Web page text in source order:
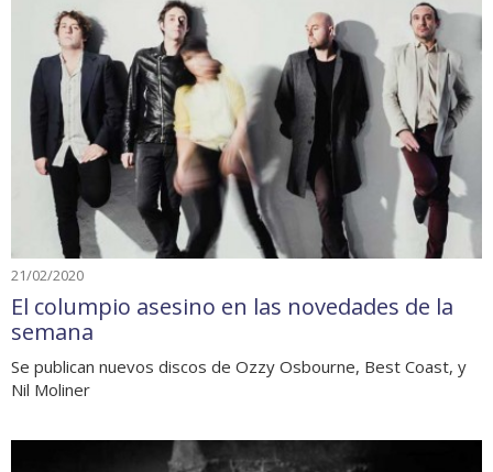
21/02/2020
El columpio asesino en las novedades de la
semana
Se publican nuevos discos de Ozzy Osbourne, Best Coast, y
Nil Moliner